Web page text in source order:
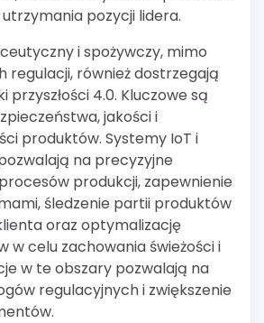
pozycji lidera.
i spożywczy, mimo
regulacji, również dostrzegają
przyszłości 4.0. Kluczowe są
jakości i
produktów. Systemy IoT i
na precyzyjne
produkcji, zapewnienie
śledzenie partii produktów
oraz optymalizację
w celu zachowania świeżości i
w te obszary pozwalają na
regulacyjnych i zwiększenie